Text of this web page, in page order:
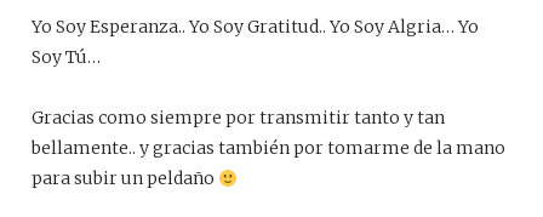
Yo Soy Esperanza.. Yo Soy Gratitud.. Yo Soy Algria… Yo
Soy Tú…
Gracias como siempre por transmitir tanto y tan
bellamente.. y gracias también por tomarme de la mano
para subir un peldaño